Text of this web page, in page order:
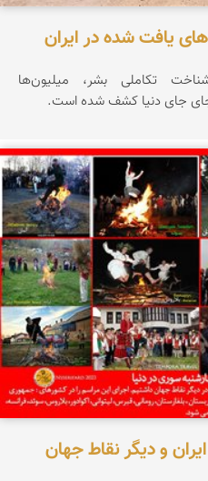
یافت شده در ایران
تکاملی بشر، میلیون‌ها
جای دنیا کشف شده است.
و دیگر نقاط جهان